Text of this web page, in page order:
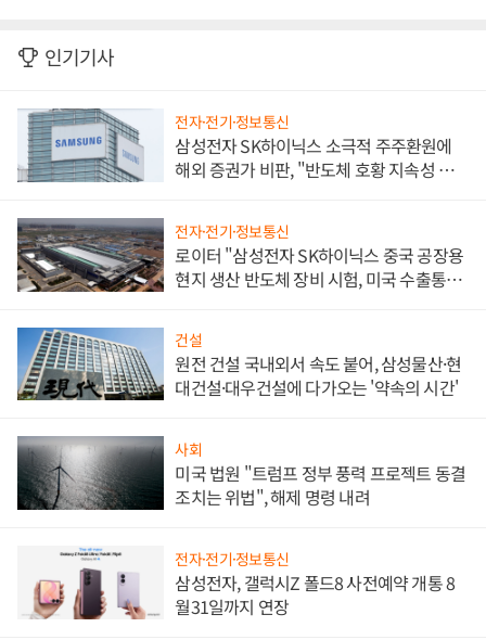
인기기사
전자·전기·정보통신
삼성전자 SK하이닉스 소극적 주주환원에
해외 증권가 비판, "반도체 호황 지속성 의
전자·전기·정보통신
로이터 "삼성전자 SK하이닉스 중국 공장용
현지 생산 반도체 장비 시험, 미국 수출통제
건설
원전 건설 국내외서 속도 붙어, 삼성물산·현
대건설·대우건설에 다가오는 '약속의 시간'
사회
미국 법원 "트럼프 정부 풍력 프로젝트 동결
조치는 위법", 해제 명령 내려
전자·전기·정보통신
삼성전자, 갤럭시Z 폴드8 사전예약 개통 8
월31일까지 연장